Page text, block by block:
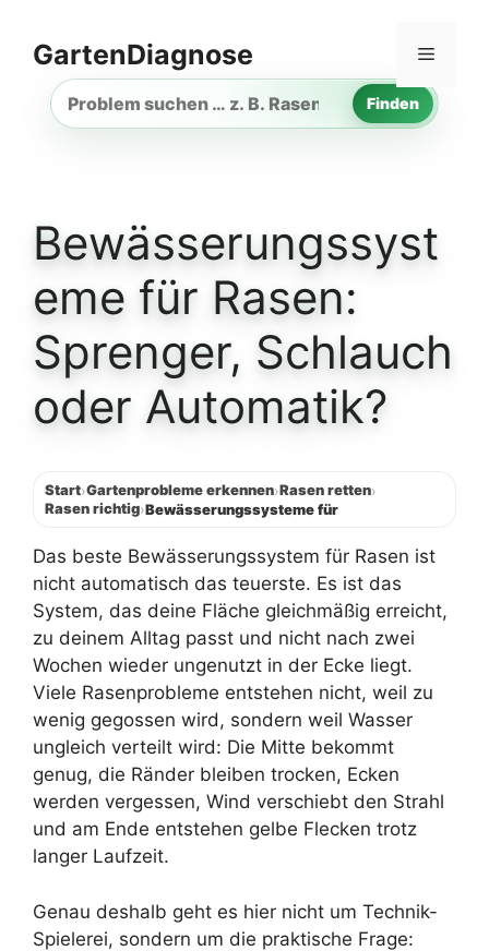
Inhalt
springen
GartenDiagnose Menü
Gartenproblem
Finden
Bewässerungssyst
eme für Rasen:
Sprenger, Schlauch
oder Automatik?
Start›Gartenprobleme erkennen›Rasen retten›
Rasen richtig›Bewässerungssysteme für
Das beste Bewässerungssystem für Rasen ist
nicht automatisch das teuerste. Es ist das
System, das deine Fläche gleichmäßig erreicht,
zu deinem Alltag passt und nicht nach zwei
Wochen wieder ungenutzt in der Ecke liegt.
Viele Rasenprobleme entstehen nicht, weil zu
wenig gegossen wird, sondern weil Wasser
ungleich verteilt wird: Die Mitte bekommt
genug, die Ränder bleiben trocken, Ecken
werden vergessen, Wind verschiebt den Strahl
und am Ende entstehen gelbe Flecken trotz
langer Laufzeit.
Genau deshalb geht es hier nicht um Technik-
Spielerei, sondern um die praktische Frage: